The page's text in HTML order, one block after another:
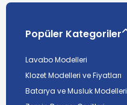
Popüler Kategoriler
Lavabo Modelleri
Klozet Modelleri ve Fiyatları
Batarya ve Musluk Modelleri